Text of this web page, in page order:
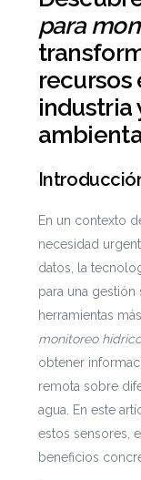
para
recursos
industria
En un contexto
necesidad
datos, la
para una
herramientas
monitoreo hídrico
obtener
remota sobre
agua. En este
estos sensores,
beneficios